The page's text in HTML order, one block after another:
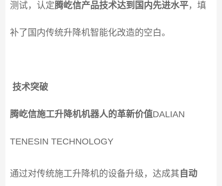
测试，认定腾屹信产品技术达到国内先进水平，填
补了国内传统升降机智能化改造的空白。
技术突破
腾屹信施工升降机机器人的革新价值DALIAN
TENESIN TECHNOLOGY
通过对传统施工升降机的设备升级，达成其 自动